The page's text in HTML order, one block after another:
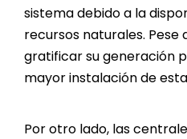
sistema debido a la
recursos naturales. Pese
gratificar su generación
mayor instalación de
Por otro lado, las